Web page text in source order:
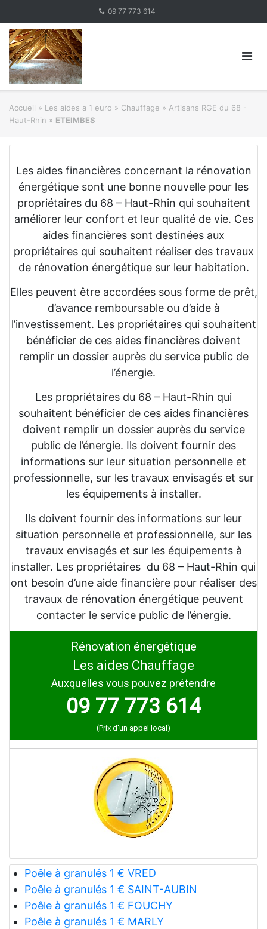
content
09 77 773 614
Accueil » Les aides a 1 euro » Chauffage » Artisans RGE du 68 -
Haut-Rhin » ETEIMBES
Les aides financières concernant la rénovation
énergétique sont une bonne nouvelle pour les
propriétaires du 68 – Haut-Rhin qui souhaitent
améliorer leur confort et leur qualité de vie. Ces
aides financières sont destinées aux
propriétaires qui souhaitent réaliser des travaux
de rénovation énergétique sur leur habitation.
Elles peuvent être accordées sous forme de prêt,
d’avance remboursable ou d’aide à
l’investissement. Les propriétaires qui souhaitent
bénéficier de ces aides financières doivent
remplir un dossier auprès du service public de
l’énergie.
Les propriétaires du 68 – Haut-Rhin qui
souhaitent bénéficier de ces aides financières
doivent remplir un dossier auprès du service
public de l’énergie. Ils doivent fournir des
informations sur leur situation personnelle et
professionnelle, sur les travaux envisagés et sur
les équipements à installer.
Ils doivent fournir des informations sur leur
situation personnelle et professionnelle, sur les
travaux envisagés et sur les équipements à
installer. Les propriétaires du 68 – Haut-Rhin qui
ont besoin d’une aide financière pour réaliser des
travaux de rénovation énergétique peuvent
contacter le service public de l’énergie.
Rénovation énergétique
Les aides Chauffage
Auxquelles vous pouvez prétendre
09 77 773 614
(Prix d'un appel local)
Poêle à granulés 1 € VRED
Poêle à granulés 1 € SAINT-AUBIN
Poêle à granulés 1 € FOUCHY
Poêle à granulés 1 € MARLY